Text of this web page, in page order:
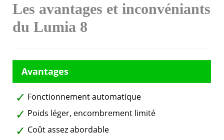
Les avantages et inconvéniants
du Lumia 8
Fonctionnement automatique
Poids léger, encombrement limité
Coût assez abordable